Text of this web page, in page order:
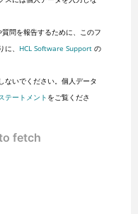
問を報告するために、このフ
、 HCL Software Supportの
ないでください。個人データ
テートメント をご覧くださ